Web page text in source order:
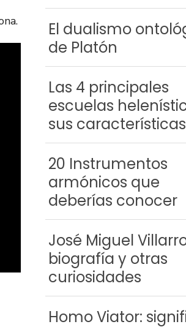
El dualismo
de Platón
Las 4 principales
escuelas
sus características
20 Instrumentos
armónicos que
deberías conocer
José Miguel
biografía y otras
curiosidades
Homo Viator: